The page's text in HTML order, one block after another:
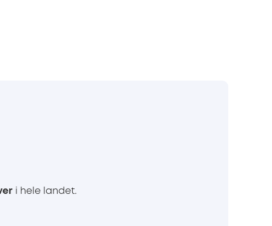
i hele landet.